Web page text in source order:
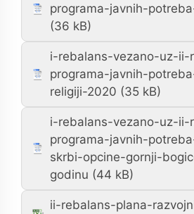
programa-javnih-
i-rebalans-vezano-uz-ii-
programa-javnih-
religiji-2020
i-rebalans-vezano-uz-ii-
programa-javnih-
skrbi-opcine-gornji-
godinu
ii-rebalans-plana-